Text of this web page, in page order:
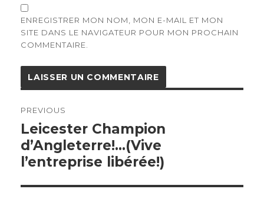
ENREGISTRER MON NOM, MON E-MAIL ET MON
SITE DANS LE NAVIGATEUR POUR MON PROCHAIN
COMMENTAIRE.
de
l’article
PREVIOUS
Previous
post:
Leicester Champion
d’Angleterre!…(Vive
l’entreprise libérée!)